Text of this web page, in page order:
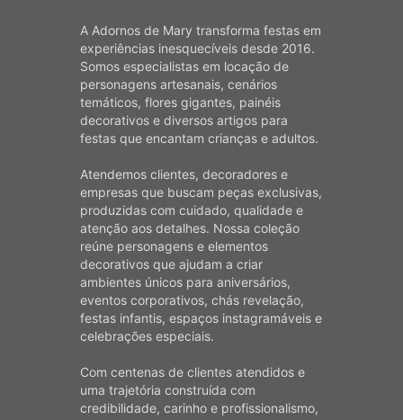
A Adornos de Mary transforma festas em
experiências inesquecíveis desde 2016.
Somos especialistas em locação de
personagens artesanais, cenários
temáticos, flores gigantes, painéis
decorativos e diversos artigos para
festas que encantam crianças e adultos.
Atendemos clientes, decoradores e
empresas que buscam peças exclusivas,
produzidas com cuidado, qualidade e
atenção aos detalhes. Nossa coleção
reúne personagens e elementos
decorativos que ajudam a criar
ambientes únicos para aniversários,
eventos corporativos, chás revelação,
festas infantis, espaços instagramáveis e
celebrações especiais.
Com centenas de clientes atendidos e
uma trajetória construída com
credibilidade, carinho e profissionalismo,